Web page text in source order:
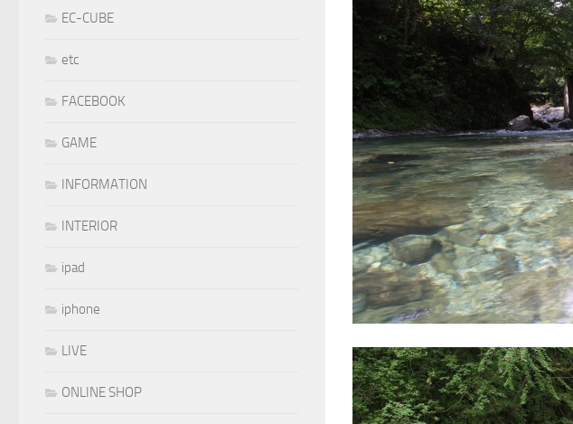
EC-CUBE
etc
FACEBOOK
GAME
INFORMATION
INTERIOR
ipad
iphone
LIVE
ONLINE SHOP